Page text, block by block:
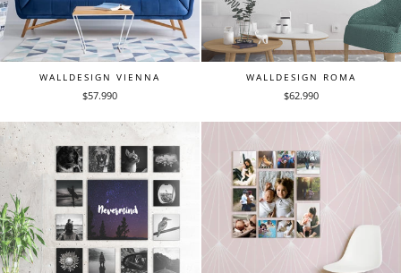
WALLDESIGN VIENNA
$57.990
WALLDESIGN ROMA
$62.990